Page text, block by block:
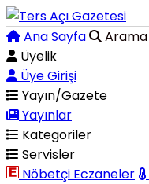
Ana Sayfa Arama
Üyelik
Üye Girişi
Yayın/Gazete
Yayınlar
Kategoriler
Servisler
Nöbetçi Eczaneler